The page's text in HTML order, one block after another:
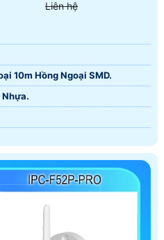
Liên hệ
10m Hồng Ngoại SMD.
Nhựa.